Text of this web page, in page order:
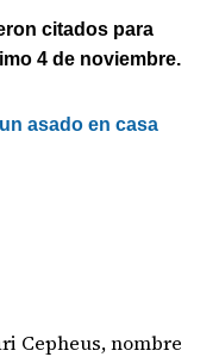
citados para
4 de noviembre.
asado en casa
Cepheus, nombre